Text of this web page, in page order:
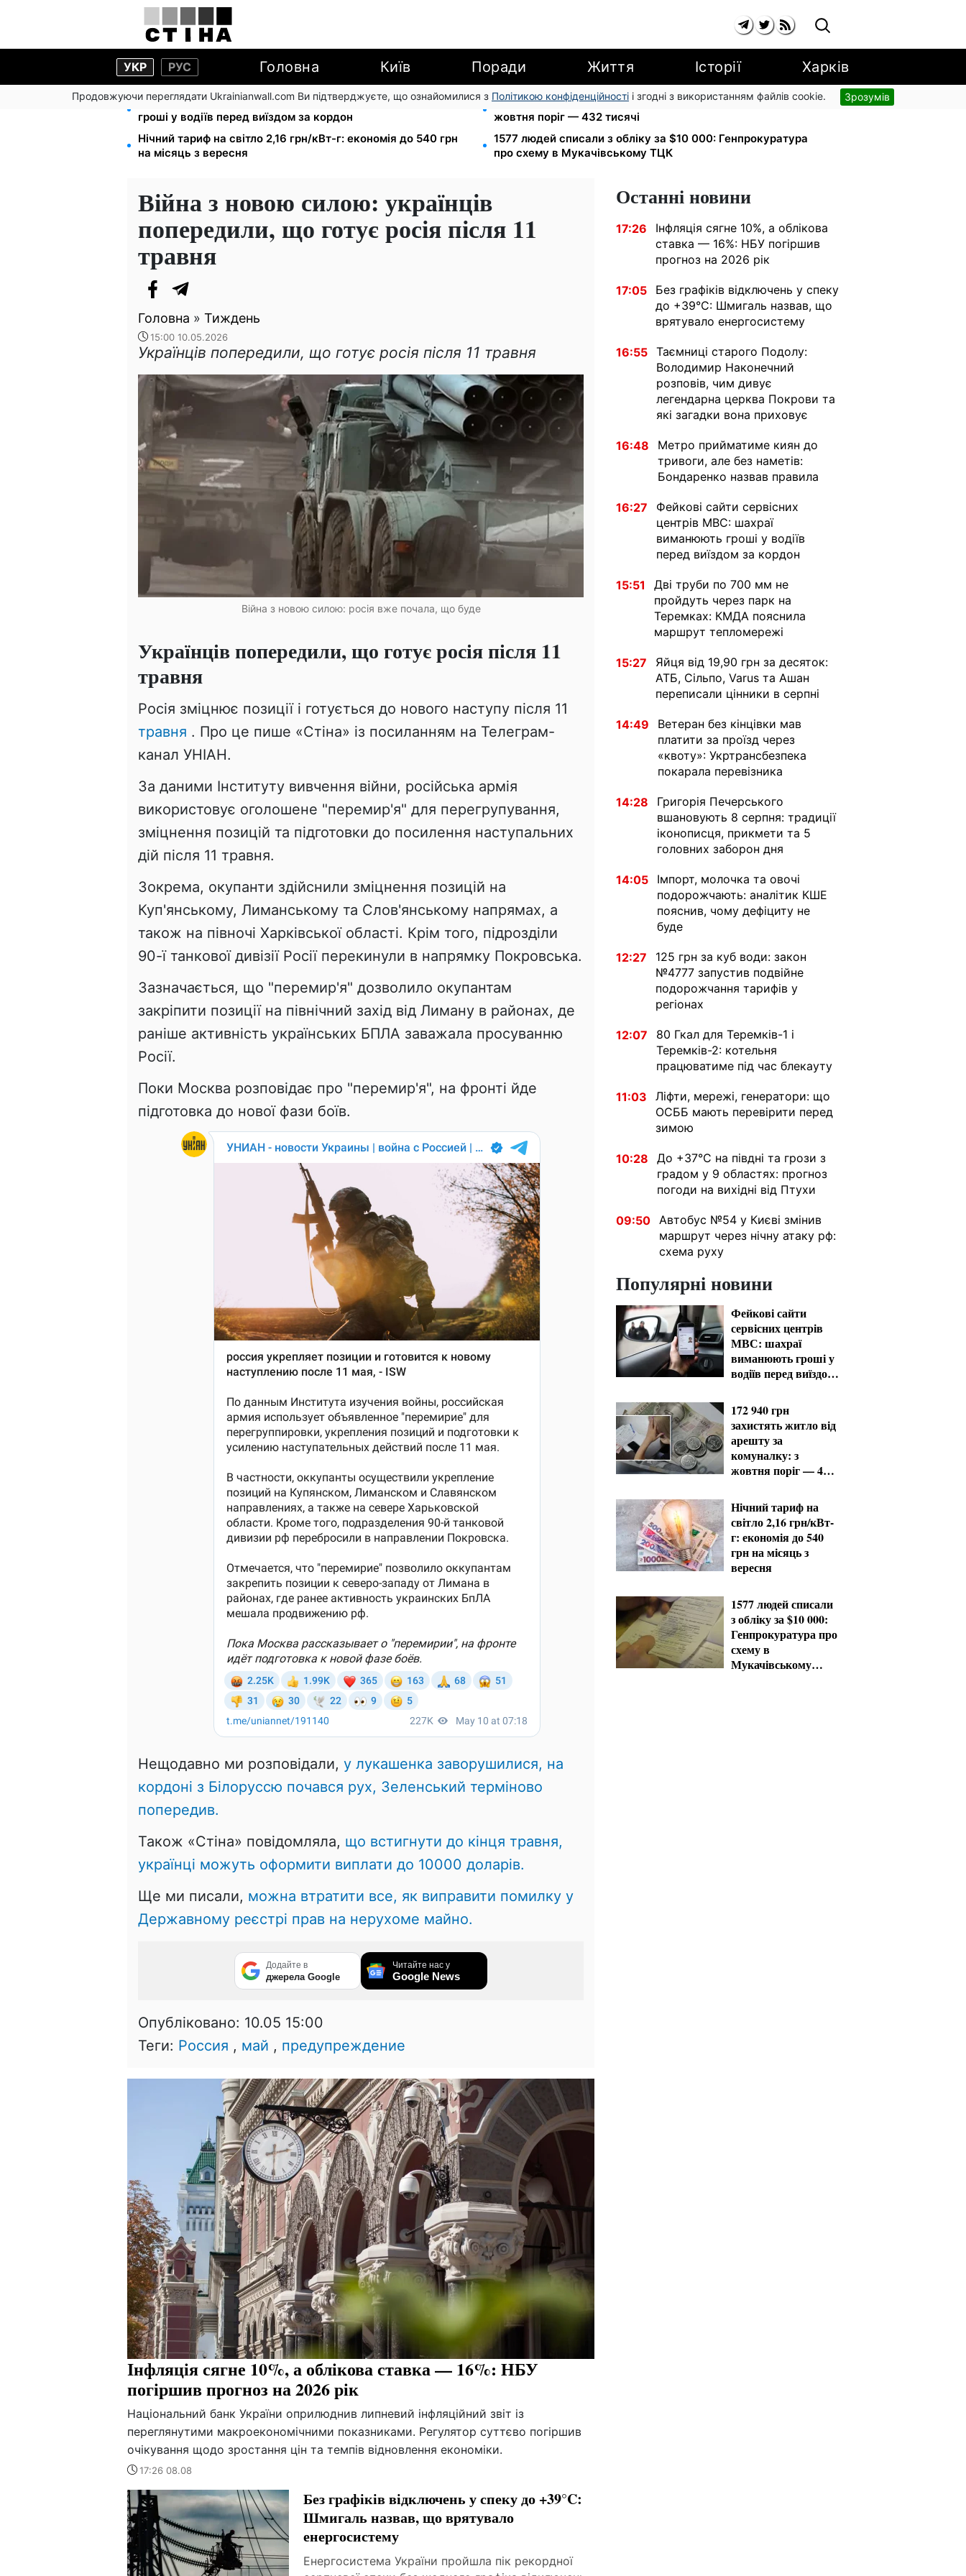
УКР РУС Головна Київ Поради Життя Історії Харків
Продовжуючи переглядати Ukrainianwall.com Ви підтверджуєте, що ознайомилися з Політикою конфіденційності і згодні з використанням файлів cookie. Зрозумів
Фейкові сайти сервісних центрів МВС: шахраї виманюють
гроші у водіїв перед виїздом за кордон
172 940 грн захистять житло від арешту за комуналку: з
жовтня поріг — 432 тисячі
Нічний тариф на світло 2,16 грн/кВт-г: економія до 540 грн
на місяць з вересня
1577 людей списали з обліку за $10 000: Генпрокуратура
про схему в Мукачівському ТЦК
Війна з новою силою: українців
попередили, що готує росія після 11
травня
Головна » Тиждень
15:00 10.05.2026
Українців попередили, що готує росія після 11 травня
Війна з новою силою: росія вже почала, що буде
Українців попередили, що готує росія після 11
травня
Росія зміцнює позиції і готується до нового наступу після 11
травня . Про це пише «Стіна» із посиланням на Телеграм-
канал УНІАН.
За даними Інституту вивчення війни, російська армія
використовує оголошене "перемир'я" для перегрупування,
зміцнення позицій та підготовки до посилення наступальних
дій після 11 травня.
Зокрема, окупанти здійснили зміцнення позицій на
Куп'янському, Лиманському та Слов'янському напрямах, а
також на півночі Харківської області. Крім того, підрозділи
90-ї танкової дивізії Росії перекинули в напрямку Покровська.
Зазначається, що "перемир'я" дозволило окупантам
закріпити позиції на північний захід від Лиману в районах, де
раніше активність українських БПЛА заважала просуванню
Росії.
Поки Москва розповідає про "перемир'я", на фронті йде
підготовка до нової фази боїв.
Нещодавно ми розповідали, у лукашенка заворушилися, на
кордоні з Білоруссю почався рух, Зеленський терміново
попередив.
Також «Стіна» повідомляла, що встигнути до кінця травня,
українці можуть оформити виплати до 10000 доларів.
Ще ми писали, можна втратити все, як виправити помилку у
Державному реєстрі прав на нерухоме майно.
Додайте в
джерела Google
Читайте нас у
Google News
Опубліковано: 10.05 15:00
Теги: Россия , май , предупреждение
Інфляція сягне 10%, а облікова ставка — 16%: НБУ
погіршив прогноз на 2026 рік
Національний банк України оприлюднив липневий інфляційний звіт із
переглянутими макроекономічними показниками. Регулятор суттєво погіршив
очікування щодо зростання цін та темпів відновлення економіки.
17:26 08.08
Без графіків відключень у спеку до +39°C:
Шмигаль назвав, що врятувало
енергосистему
Енергосистема України пройшла пік рекордної
Останні новини
17:26
Інфляція сягне 10%, а облікова
ставка — 16%: НБУ погіршив
прогноз на 2026 рік
17:05
Без графіків відключень у спеку
до +39°C: Шмигаль назвав, що
врятувало енергосистему
16:55 Таємниці старого Подолу:
Володимир Наконечний
розповів, чим дивує
легендарна церква Покрови та
які загадки вона приховує
16:48
Метро прийматиме киян до
тривоги, але без наметів:
Бондаренко назвав правила
16:27
Фейкові сайти сервісних
центрів МВС: шахраї
виманюють гроші у водіїв
перед виїздом за кордон
15:51
Дві труби по 700 мм не
пройдуть через парк на
Теремках: КМДА пояснила
маршрут тепломережі
15:27
Яйця від 19,90 грн за десяток:
АТБ, Сільпо, Varus та Ашан
переписали цінники в серпні
14:49
Ветеран без кінцівки мав
платити за проїзд через
«квоту»: Укртрансбезпека
покарала перевізника
14:28
Григорія Печерського
вшановують 8 серпня: традиції
іконописця, прикмети та 5
головних заборон дня
14:05
Імпорт, молочка та овочі
подорожчають: аналітик КШЕ
пояснив, чому дефіциту не
буде
12:27
125 грн за куб води: закон
№4777 запустив подвійне
подорожчання тарифів у
регіонах
12:07
80 Гкал для Теремків-1 і
Теремків-2: котельня
працюватиме під час блекауту
11:03
Ліфти, мережі, генератори: що
ОСББ мають перевірити перед
зимою
10:28
До +37°C на півдні та грози з
градом у 9 областях: прогноз
погоди на вихідні від Птухи
09:50 Автобус №54 у Києві змінив
маршрут через нічну атаку рф:
схема руху
Популярні новини
Фейкові сайти
сервісних центрів
МВС: шахраї
виманюють гроші у
водіїв перед виїздом
172 940 грн
захистять житло від
арешту за
комуналку: з
жовтня поріг — 432
Нічний тариф на
світло 2,16 грн/кВт-
г: економія до 540
грн на місяць з
вересня
1577 людей списали
з обліку за $10 000:
Генпрокуратура про
схему в
Мукачівському